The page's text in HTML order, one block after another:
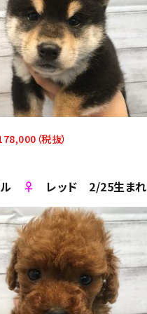
（税抜）
ル ♀ レッド 2/25生まれ